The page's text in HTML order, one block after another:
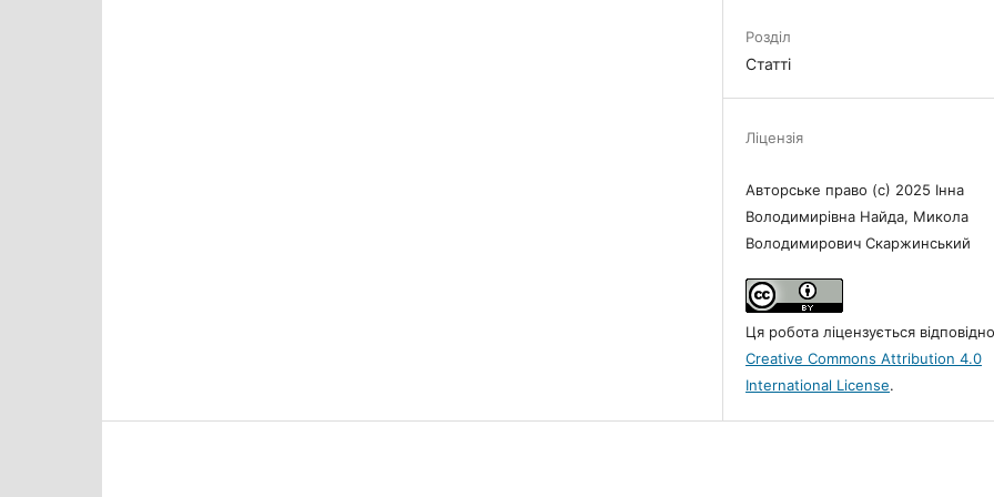
Розділ
Статті
Ліцензія
Авторське право (c) 2025 Інна
Володимирівна Найда, Микола
Володимирович Скаржинський
Ця робота ліцензується
Creative Commons Attribution 4.0
International License.